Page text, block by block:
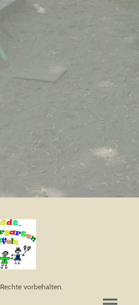
vorbehalten.